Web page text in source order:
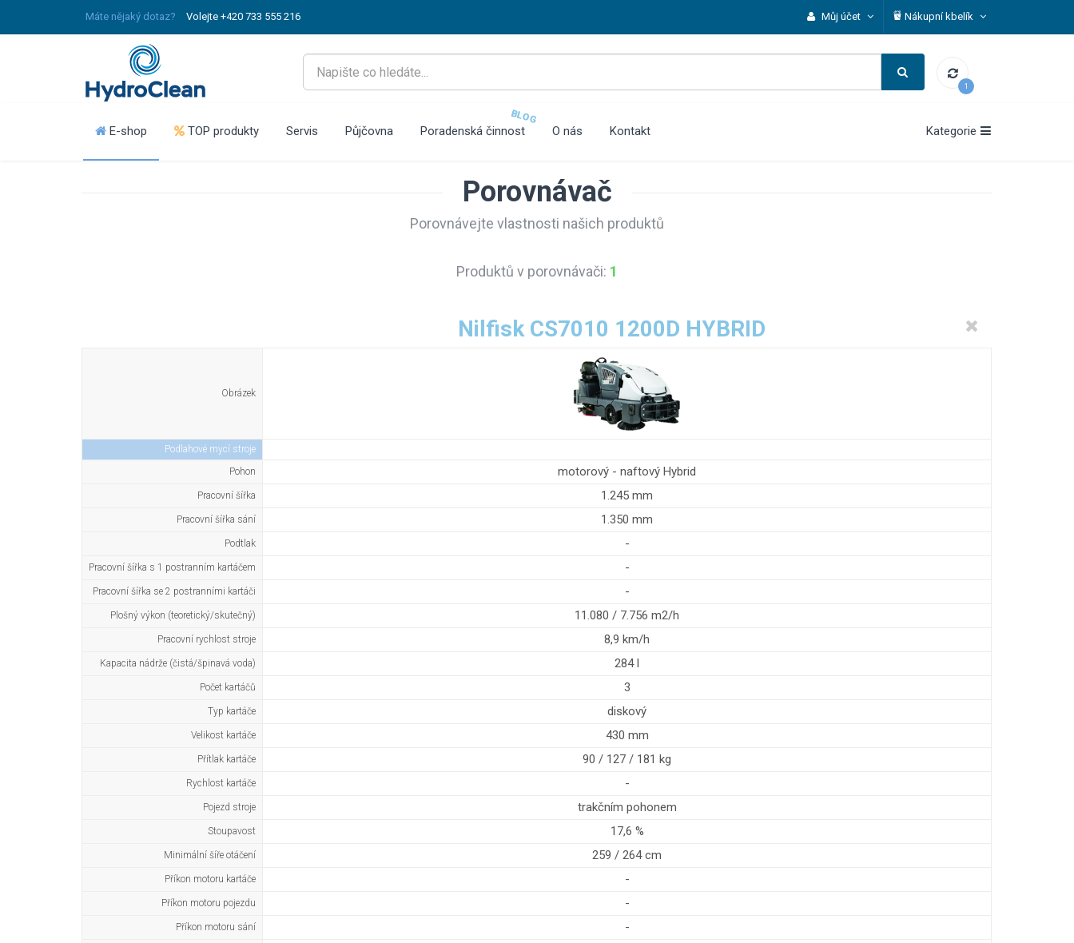
Máte nějaký dotaz? Volejte +420 733 555 216 Můj účet Nákupní kbelík
1
E-shop TOP produkty Servis Půjčovna Poradenská činnost
BLOG
O nás Kontakt Kategorie
Porovnávač
Porovnávejte vlastnosti našich produktů
Produktů v porovnávači: 1
Nilfisk CS7010 1200D HYBRID
Obrázek
Podlahové mycí stroje
Pohon
motorový - naftový Hybrid
Pracovní šířka 1.245 mm
Pracovní šířka sání 1.350 mm
Podtlak -
Pracovní šířka s 1 postranním kartáčem -
Pracovní šířka se 2 postranními kartáči -
Plošný výkon (teoretický/skutečný) 11.080 / 7.756 m2/h
Pracovní rychlost stroje 8,9 km/h
Kapacita nádrže (čistá/špinavá voda) 284 l
Počet kartáčů 3
Typ kartáče diskový
Velikost kartáče 430 mm
Přítlak kartáče 90 / 127 / 181 kg
Rychlost kartáče -
Pojezd stroje trakčním pohonem
Stoupavost 17,6 %
Minimální šíře otáčení 259 / 264 cm
Příkon motoru kartáče -
Příkon motoru pojezdu -
Příkon motoru sání -